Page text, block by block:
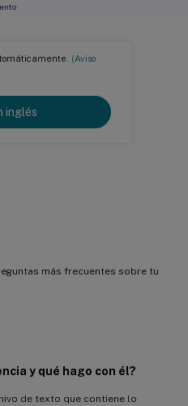
(Aviso
inglés
más frecuentes sobre tu
y qué hago con él?
de texto que contiene lo